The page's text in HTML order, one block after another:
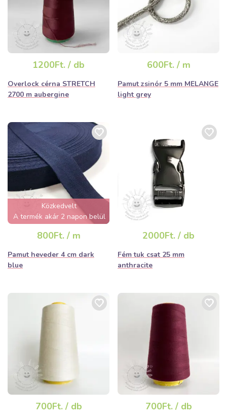
1200Ft. / db
Overlock cérna STRETCH
2700 m aubergine
600Ft. / m
Pamut zsinór 5 mm MELANGE
light grey
Közkedvelt
A termék akár 2 napon belül
800Ft. / m
Pamut heveder 4 cm dark
blue
2000Ft. / db
Fém tuk csat 25 mm
anthracite
700Ft. / db 700Ft. / db